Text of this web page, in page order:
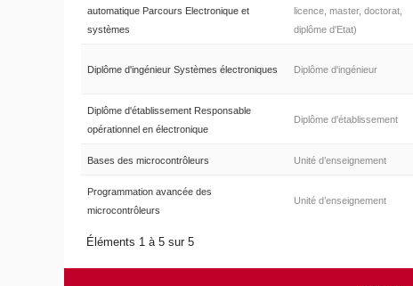
automatique Parcours Electronique et
systèmes
licence, master, doctorat,
diplôme d'Etat)
Diplôme d'ingénieur Systèmes électroniques Diplôme d'ingénieur
Diplôme d'établissement Responsable
opérationnel en électronique
Diplôme d'établissement
Bases des microcontrôleurs Unité d’enseignement
Programmation avancée des
microcontrôleurs
Unité d’enseignement
Éléments 1 à 5 sur 5